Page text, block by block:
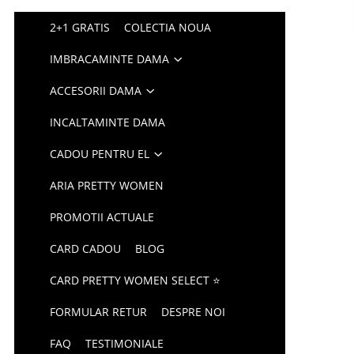
2+1 GRATIS COLECTIA NOUA
IMBRACAMINTE DAMA
ACCESORII DAMA
INCALTAMINTE DAMA
CADOU PENTRU EL
ARIA PRETTY WOMEN
PROMOTII ACTUALE
CARD CADOU BLOG
CARD PRETTY WOMEN SELECT ⭐
FORMULAR RETUR DESPRE NOI
FAQ TESTIMONIALE